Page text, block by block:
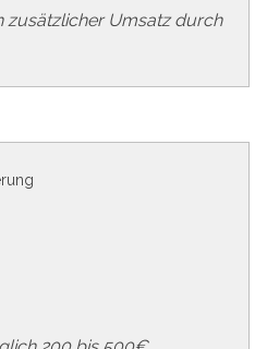
zusätzlicher Umsatz durch